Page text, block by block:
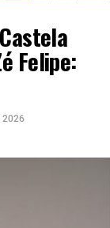
Felipe:
2026